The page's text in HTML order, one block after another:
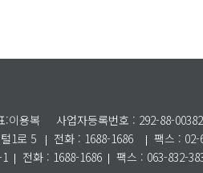
:이용복
사업자등록번호 : 292-88-00382
1로 5 전화 : 1688-1686
팩스 : 02-
전화 : 1688-1686 팩스 : 063-832-